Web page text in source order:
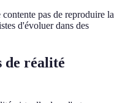
pas de reproduire la
d'évoluer dans des
de réalité